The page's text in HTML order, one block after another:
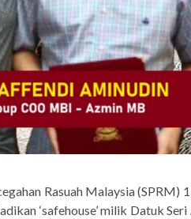
Rasuah Malaysia
‘safehouse’ milik Datuk